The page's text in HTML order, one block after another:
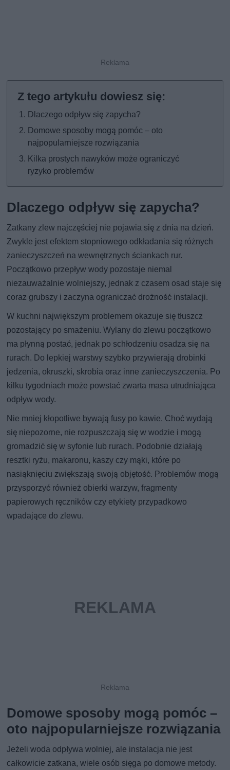
Dlaczego odpływ się zapycha?
Domowe sposoby mogą pomóc – oto
najpopularniejsze rozwiązania
Kilka prostych nawyków może ograniczyć
ryzyko problemów
Dlaczego odpływ się zapycha?
Zatkany zlew najczęściej nie pojawia się z dnia na dzień.
Zwykle jest efektem stopniowego odkładania się różnych
zanieczyszczeń na wewnętrznych ściankach rur.
Początkowo przepływ wody pozostaje niemal
niezauważalnie wolniejszy, jednak z czasem osad staje się
coraz grubszy i zaczyna ograniczać drożność instalacji.
W kuchni największym problemem okazuje się tłuszcz
pozostający po smażeniu. Wylany do zlewu początkowo
ma płynną postać, jednak po schłodzeniu osadza się na
rurach. Do lepkiej warstwy szybko przywierają drobinki
jedzenia, okruszki, skrobia oraz inne zanieczyszczenia. Po
kilku tygodniach może powstać zwarta masa utrudniająca
odpływ wody.
Nie mniej kłopotliwe bywają fusy po kawie. Choć wydają
się niepozorne, nie rozpuszczają się w wodzie i mogą
gromadzić się w syfonie lub rurach. Podobnie działają
resztki ryżu, makaronu, kaszy czy mąki, które po
nasiąknięciu zwiększają swoją objętość. Problemów mogą
przysporzyć również obierki warzyw, fragmenty
papierowych ręczników czy etykiety przypadkowo
wpadające do zlewu.
Domowe sposoby mogą pomóc –
oto najpopularniejsze rozwiązania
Jeżeli woda odpływa wolniej, ale instalacja nie jest
całkowicie zatkana, wiele osób sięga po domowe metody.